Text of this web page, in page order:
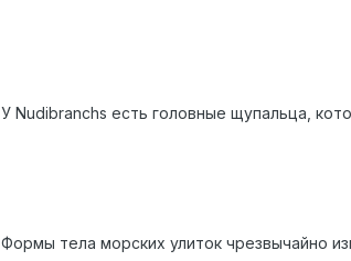
У Nudibranchs есть головные щупальца,
Формы тела морских улиток чрезвычайно